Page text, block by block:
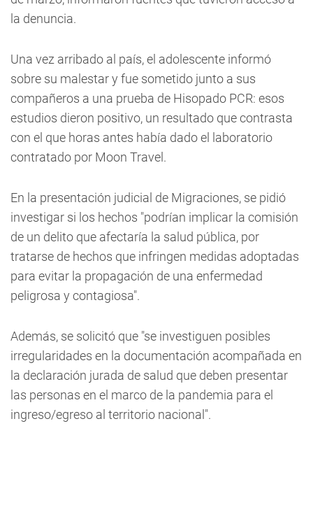
la denuncia.
Una vez arribado al país, el adolescente informó
sobre su malestar y fue sometido junto a sus
compañeros a una prueba de Hisopado PCR: esos
estudios dieron positivo, un resultado que contrasta
con el que horas antes había dado el laboratorio
contratado por Moon Travel.
En la presentación judicial de Migraciones, se pidió
investigar si los hechos "podrían implicar la comisión
de un delito que afectaría la salud pública, por
tratarse de hechos que infringen medidas adoptadas
para evitar la propagación de una enfermedad
peligrosa y contagiosa".
Además, se solicitó que "se investiguen posibles
irregularidades en la documentación acompañada en
la declaración jurada de salud que deben presentar
las personas en el marco de la pandemia para el
ingreso/egreso al territorio nacional".